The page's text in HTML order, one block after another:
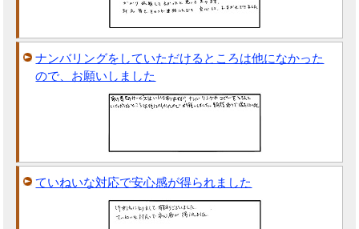
ナンバリングをしていただけるところは他になかった
ので、お願いしました
ていねいな対応で安心感が得られました